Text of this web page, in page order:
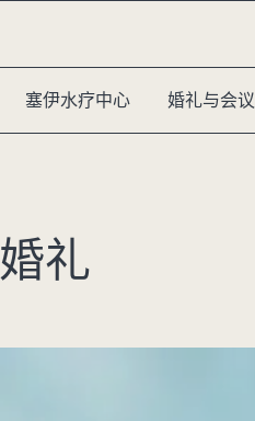
塞伊水疗中心 婚礼与会议
婚礼